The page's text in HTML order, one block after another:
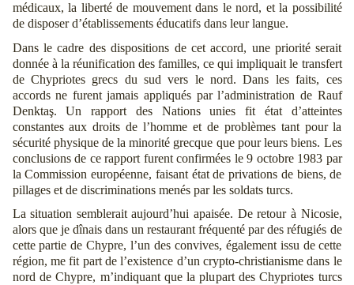
médicaux, la liberté de mouvement dans le nord, et la possibilité
de disposer d’établissements éducatifs dans leur langue.
Dans le cadre des dispositions de cet accord, une priorité serait
donnée à la réunification des familles, ce qui impliquait le transfert
de Chypriotes grecs du sud vers le nord. Dans les faits, ces
accords ne furent jamais appliqués par l’administration de Rauf
Denktaş. Un rapport des Nations unies fit état d’atteintes
constantes aux droits de l’homme et de problèmes tant pour la
sécurité physique de la minorité grecque que pour leurs biens. Les
conclusions de ce rapport furent confirmées le 9 octobre 1983 par
la Commission européenne, faisant état de privations de biens, de
pillages et de discriminations menés par les soldats turcs.
La situation semblerait aujourd’hui apaisée. De retour à Nicosie,
alors que je dînais dans un restaurant fréquenté par des réfugiés de
cette partie de Chypre, l’un des convives, également issu de cette
région, me fit part de l’existence d’un crypto-christianisme dans le
nord de Chypre, m’indiquant que la plupart des Chypriotes turcs